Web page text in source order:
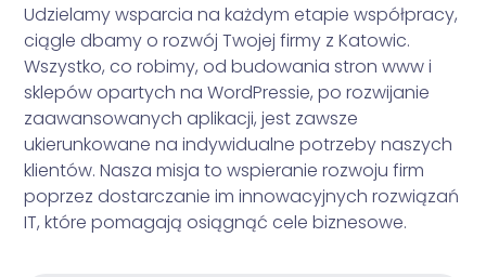
Udzielamy wsparcia na każdym etapie współpracy,
ciągle dbamy o rozwój Twojej firmy z Katowic.
Wszystko, co robimy, od budowania stron www i
sklepów opartych na WordPressie, po rozwijanie
zaawansowanych aplikacji, jest zawsze
ukierunkowane na indywidualne potrzeby naszych
klientów. Nasza misja to wspieranie rozwoju firm
poprzez dostarczanie im innowacyjnych rozwiązań
IT, które pomagają osiągnąć cele biznesowe.